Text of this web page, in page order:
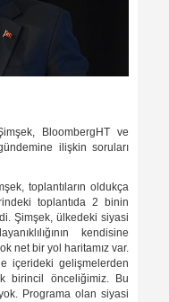
BloombergHT ve
ilişkin soruları
toplantıların oldukça
toplantıda 2 binin
Şimşek, ülkedeki siyasi
kendisine
net bir yol haritamız var.
içerideki gelişmelerden
birincil önceliğimiz. Bu
Programa olan siyasi